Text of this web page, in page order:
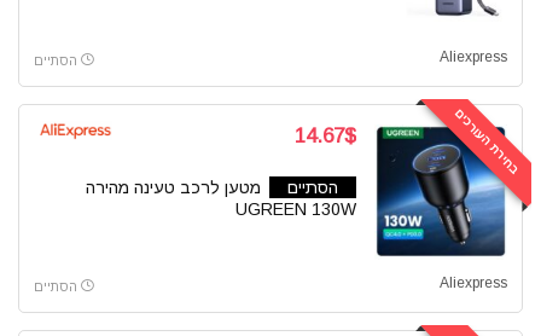
Aliexpress הסתיים
בחירת העורכים 14.67$
הסתיים
מטען לרכב טעינה מהירה
UGREEN 130W
Aliexpress הסתיים